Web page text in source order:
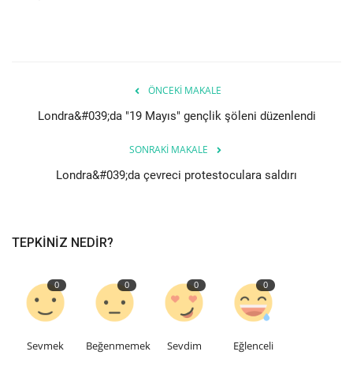
İş & Ekonomi
Kültür - Sanat
Firma Rehberi
ÖNCEKI MAKALE
Londra&#039;da "19 Mayıs" gençlik şöleni düzenlendi
SONRAKI MAKALE
Londra&#039;da çevreci protestoculara saldırı
TEPKINIZ NEDIR?
0
Sevmek
0
Beğenmemek
0
Sevdim
0
Eğlenceli